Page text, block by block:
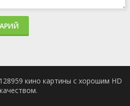
кино картины с хорошим HD
качеством.